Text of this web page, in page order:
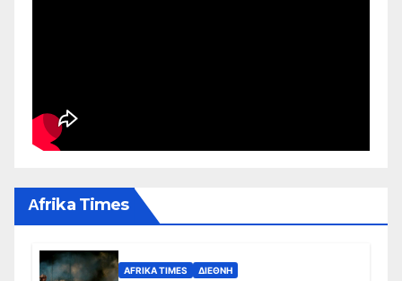
Αfrika Times
AFRIKA TIMES ΔΙΕΘΝΉ